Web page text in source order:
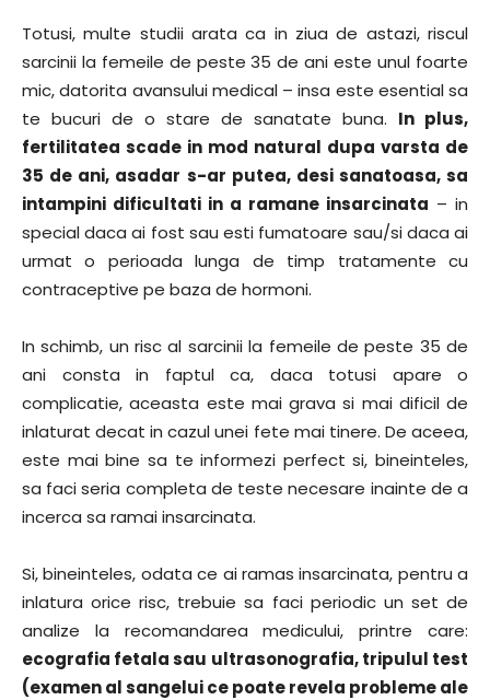
Totusi, multe studii arata ca in ziua de astazi, riscul
sarcinii la femeile de peste 35 de ani este unul foarte
mic, datorita avansului medical – insa este esential sa
te bucuri de o stare de sanatate buna. In plus,
fertilitatea scade in mod natural dupa varsta de
35 de ani, asadar s-ar putea, desi sanatoasa, sa
intampini dificultati in a ramane insarcinata – in
special daca ai fost sau esti fumatoare sau/si daca ai
urmat o perioada lunga de timp tratamente cu
contraceptive pe baza de hormoni.
In schimb, un risc al sarcinii la femeile de peste 35 de
ani consta in faptul ca, daca totusi apare o
complicatie, aceasta este mai grava si mai dificil de
inlaturat decat in cazul unei fete mai tinere. De aceea,
este mai bine sa te informezi perfect si, bineinteles,
sa faci seria completa de teste necesare inainte de a
incerca sa ramai insarcinata.
Si, bineinteles, odata ce ai ramas insarcinata, pentru a
inlatura orice risc, trebuie sa faci periodic un set de
analize la recomandarea medicului, printre care:
ecografia fetalasau ultrasonografia, tripulul test
(examen al sangelui ce poate revela probleme ale